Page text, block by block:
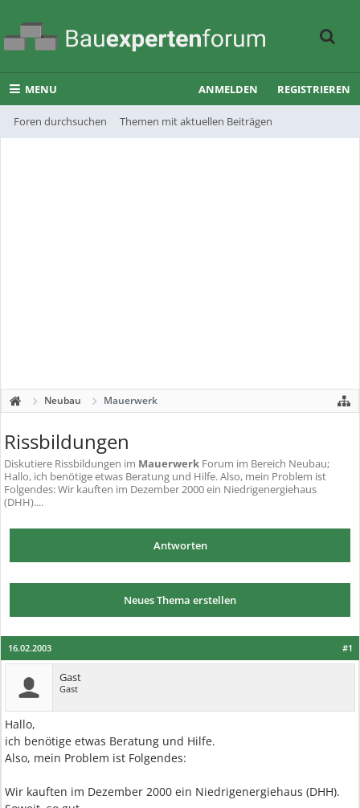
MENU
Foren durchsuchen Themen mit aktuellen Beiträgen
ANMELDEN REGISTRIEREN
Neubau Mauerwerk
Rissbildungen
Diskutiere Rissbildungen im Mauerwerk Forum im Bereich Neubau;
Hallo, ich benötige etwas Beratung und Hilfe. Also, mein Problem ist
Folgendes: Wir kauften im Dezember 2000 ein Niedrigenergiehaus
(DHH)....
Antworten
Neues Thema erstellen
#1
16.02.2003
Gast
Gast
Hallo,
ich benötige etwas Beratung und Hilfe.
Also, mein Problem ist Folgendes:
Wir kauften im Dezember 2000 ein Niedrigenergiehaus (DHH).